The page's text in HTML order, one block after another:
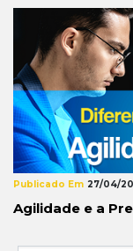
Publicado Em 27/04/
Agilidade e a